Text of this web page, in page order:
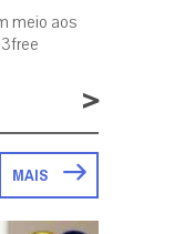
meio aos
>
MAIS